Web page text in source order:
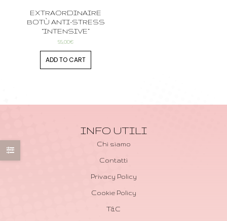
EXTRAORDINAIRE
BOTÙ ANTI-STRESS
“INTENSIVE”
55,00€
ADD TO CART
INFO UTILI
Chi siamo
Contatti
Privacy Policy
Cookie Policy
T&C